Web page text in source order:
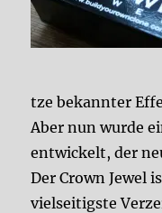
tze bekannter
Aber nun wurde
entwickelt, der
Der Crown Jewel
vielseitigste